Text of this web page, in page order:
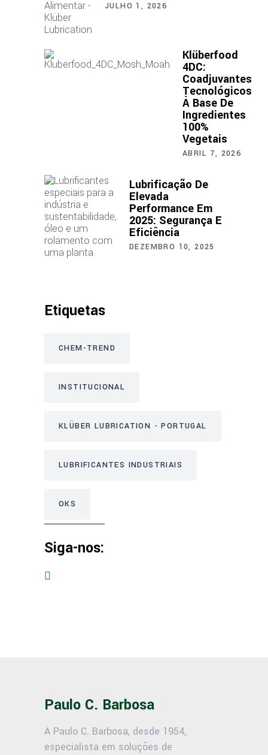
JULHO 1, 2026
Klüberfood
4DC:
Coadjuvantes
Tecnológicos
À Base De
Ingredientes
100%
Vegetais
ABRIL 7, 2026
Lubrificação De
Elevada
Performance Em
2025: Segurança E
Eficiência
DEZEMBRO 10, 2025
Etiquetas
CHEM-TREND
INSTITUCIONAL
KLÜBER LUBRICATION - PORTUGAL
LUBRIFICANTES INDUSTRIAIS
OKS
Siga-nos:
Paulo C. Barbosa
A Paulo C. Barbosa, desde 1954,
especialista em soluções de